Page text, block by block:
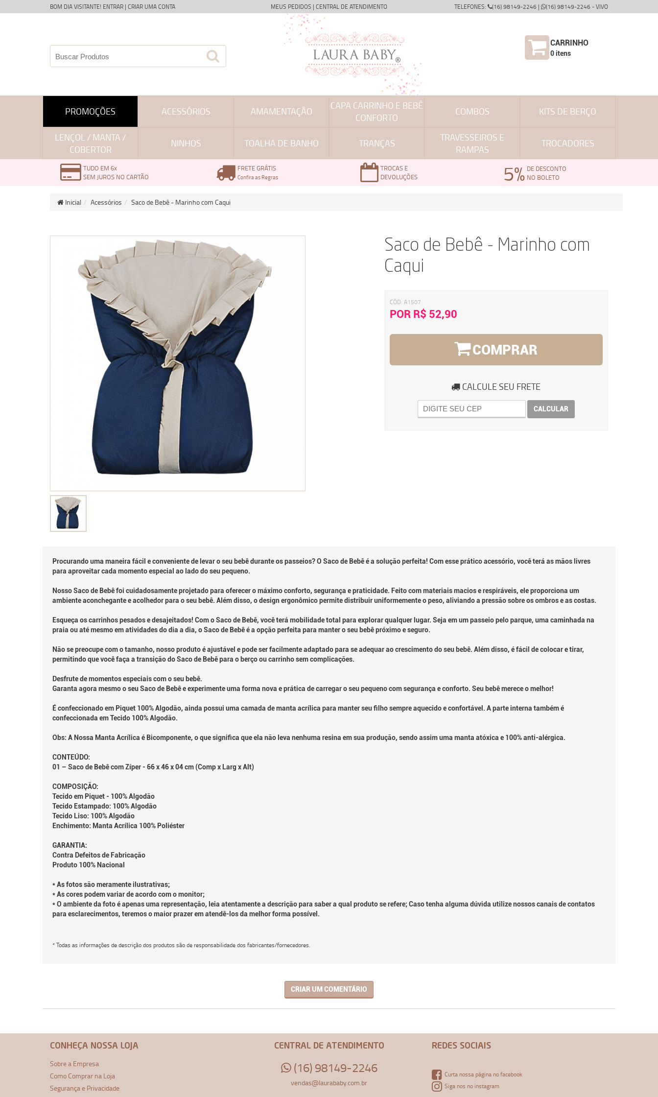
BOM DIA VISITANTE! ENTRAR | CRIAR UMA CONTA MEUS PEDIDOS | CENTRAL DE ATENDIMENTO TELEFONES: (16) 98149-2246 | (16) 98149-2246 - VIVO
CARRINHO
0itens
PROMOÇÕES ACESSÓRIOS AMAMENTAÇÃO
CAPA CARRINHO E BEBÊ
CONFORTO
COMBOS KITS DE BERÇO
LENÇOL / MANTA /
COBERTOR
NINHOS TOALHA DE BANHO TRANÇAS
TRAVESSEIROS E
RAMPAS
TROCADORES
TUDO EM 6x
SEM JUROS NO CARTÃO
FRETE GRÁTIS
Confira as Regras
TROCAS E
DEVOLUÇÕES
5% DE DESCONTO
NO BOLETO
Inicial Acessórios Saco de Bebê - Marinho com Caqui
Saco de Bebê - Marinho com
Caqui
CÓD: A1507
POR R$ 52,90
COMPRAR
CALCULE SEU FRETE
CALCULAR
Procurando uma maneira fácil e conveniente de levar o seu bebê durante os passeios? O Saco de Bebê é a solução perfeita! Com esse prático acessório, você terá as mãos livres
para aproveitar cada momento especial ao lado do seu pequeno.
Nosso Saco de Bebê foi cuidadosamente projetado para oferecer o máximo conforto, segurança e praticidade. Feito com materiais macios e respiráveis, ele proporciona um
ambiente aconchegante e acolhedor para o seu bebê. Além disso, o design ergonômico permite distribuir uniformemente o peso, aliviando a pressão sobre os ombros e as costas.
Esqueça os carrinhos pesados e desajeitados! Com o Saco de Bebê, você terá mobilidade total para explorar qualquer lugar. Seja em um passeio pelo parque, uma caminhada na
praia ou até mesmo em atividades do dia a dia, o Saco de Bebê é a opção perfeita para manter o seu bebê próximo e seguro.
Não se preocupe com o tamanho, nosso produto é ajustável e pode ser facilmente adaptado para se adequar ao crescimento do seu bebê. Além disso, é fácil de colocar e tirar,
permitindo que você faça a transição do Saco de Bebê para o berço ou carrinho sem complicações.
Desfrute de momentos especiais com o seu bebê.
Garanta agora mesmo o seu Saco de Bebê e experimente uma forma nova e prática de carregar o seu pequeno com segurança e conforto. Seu bebê merece o melhor!
É confeccionado em Piquet 100% Algodão, ainda possui uma camada de manta acrílica para manter seu filho sempre aquecido e confortável. A parte interna também é
confeccionada em Tecido 100% Algodão.
Obs: A Nossa Manta Acrílica é Bicomponente, o que significa que ela não leva nenhuma resina em sua produção, sendo assim uma manta atóxica e 100% anti-alérgica.
CONTEÚDO:
01 – Saco de Bebê com Zíper - 66 x 46 x 04 cm (Comp x Larg x Alt)
COMPOSIÇÃO:
Tecido em Piquet - 100% Algodão
Tecido Estampado: 100% Algodão
Tecido Liso: 100% Algodão
Enchimento: Manta Acrílica 100% Poliéster
GARANTIA:
Contra Defeitos de Fabricação
Produto 100% Nacional
* As fotos são meramente ilustrativas;
* As cores podem variar de acordo com o monitor;
* O ambiente da foto é apenas uma representação, leia atentamente a descrição para saber a qual produto se refere; Caso tenha alguma dúvida utilize nossos canais de contatos
para esclarecimentos, teremos o maior prazer em atendê-los da melhor forma possível.
* Todas as informações de descrição dos produtos são de responsabilidade dos fabricantes/fornecedores.
CRIAR UM COMENTÁRIO
CONHEÇA NOSSA LOJA
Sobre a Empresa
Como Comprar na Loja
Segurança e Privacidade
CENTRAL DE ATENDIMENTO
(16) 98149-2246
vendas@laurababy.com.br
REDES SOCIAIS
Curta nossa página no facebook
Siga nos no instagram